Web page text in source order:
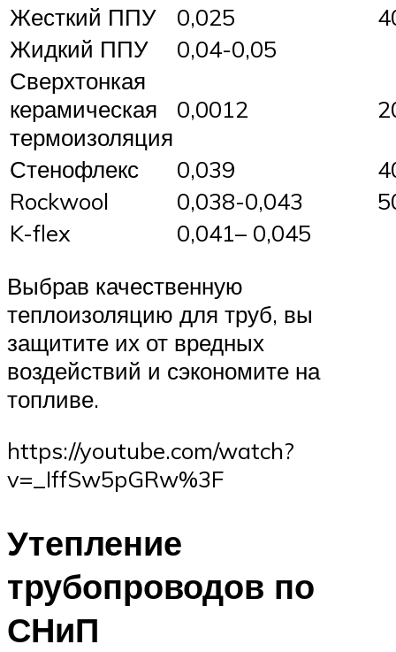
Жесткий ППУ
0,025
Жидкий ППУ
0,04-0,05
Сверхтонкая
керамическая
термоизоляция
0,0012
Стенофлекс 0,039
Rockwool
0,038-0,043
K-flex
0,041– 0,045
Выбрав качественную
теплоизоляцию для труб, вы
защитите их от вредных
воздействий и сэкономите на
топливе.
https://youtube.com/watch?
v=_IffSw5pGRw%3F
Утепление
трубопроводов по
СНиП